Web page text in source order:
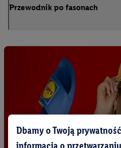
Przewodnik po fasonach
Dbamy o Twoją
informacją o